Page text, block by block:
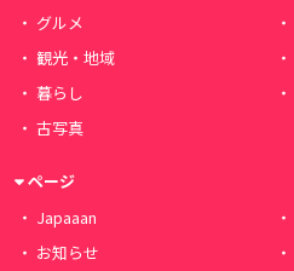
グルメ
観光・地域
暮らし
古写真
ページ
Japaaan
お知らせ